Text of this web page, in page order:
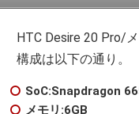
HTC Desire 20 Pro/
構成は以下の通り。
SoC:Snapdragon
メモリ:6GB